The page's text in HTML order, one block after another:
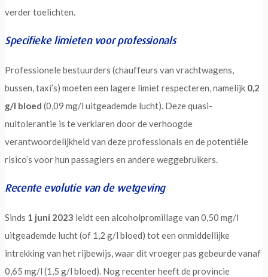
verder toelichten.
Specifieke limieten voor professionals
Professionele bestuurders (chauffeurs van vrachtwagens,
bussen, taxi’s) moeten een lagere limiet respecteren, namelijk 0,2
g/l bloed (0,09 mg/l uitgeademde lucht). Deze quasi-
nultolerantie is te verklaren door de verhoogde
verantwoordelijkheid van deze professionals en de potentiële
risico’s voor hun passagiers en andere weggebruikers.
Recente evolutie van de wetgeving
Sinds 1 juni 2023 leidt een alcoholpromillage van 0,50 mg/l
uitgeademde lucht (of 1,2 g/l bloed) tot een onmiddellijke
intrekking van het rijbewijs, waar dit vroeger pas gebeurde vanaf
0,65 mg/l (1,5 g/l bloed). Nog recenter heeft de provincie